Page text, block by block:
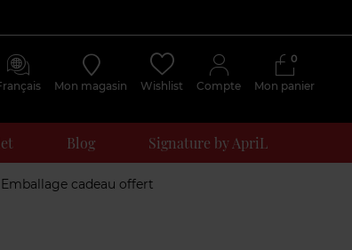
Mon magasin Wishlist Compte Mon panier
0
Blog Signature by ApriL
Emballage cadeau offert